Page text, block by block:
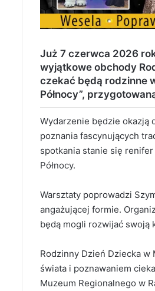
Już 7 czerwca 2026
wyjątkowe obchody
czekać będą rodzinne
Północy”,
Wydarzenie będzie okazją
poznania fascynujących
spotkania stanie się
Północy.
Warsztaty poprowadzi
angażującej formie.
będą mogli rozwijać swoją
Rodzinny Dzień Dziecka w
świata i poznawaniem
Muzeum Regionalnego w